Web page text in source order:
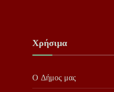
Χρήσιμα
Ο Δήμος μας